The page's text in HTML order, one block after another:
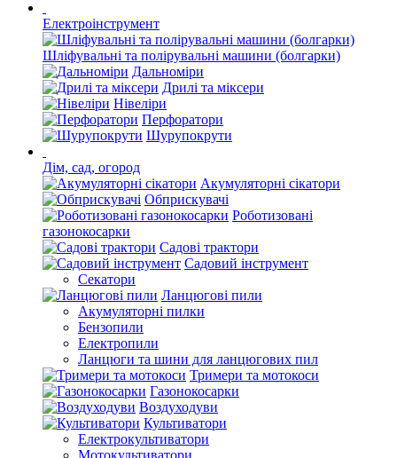
Електроінструмент
Шліфувальні та полірувальні машини (болгарки)
Дальноміри
Дрилі та міксери
Нівеліри
Перфоратори
Шурупокрути
Дім, сад, огород
Акумуляторні сікатори
Обприскувачі
Роботизовані
газонокосарки
Садові трактори
Садовий інструмент
Секатори
Ланцюгові пили
Акумуляторні пилки
Бензопили
Електропили
Ланцюги та шини для ланцюгових пил
Тримери та мотокоси
Газонокосарки
Воздуходуви
Культиватори
Електрокультиватори
Мотокультиватори